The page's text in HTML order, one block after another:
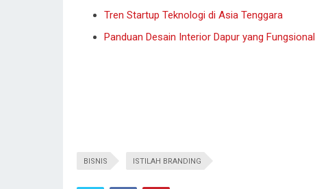
Tren Startup Teknologi di Asia Tenggara
Panduan Desain Interior Dapur yang Fungsional
BISNIS ISTILAH BRANDING